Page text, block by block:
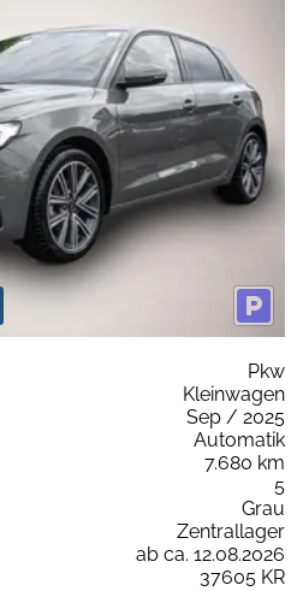
Pkw
Kleinwagen
Sep / 2025
Automatik
7.680 km
5
Grau
Zentrallager
ab ca. 12.08.2026
37605 KR